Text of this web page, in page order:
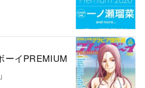
ーイPREMIUM